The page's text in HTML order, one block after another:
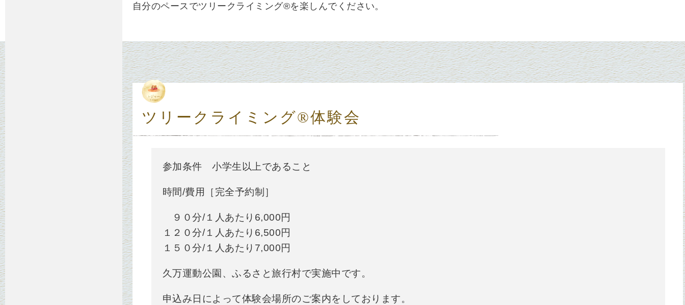
自分のペースでツリークライミング®を楽しんでください。
ツリークライミング®体験会
参加条件 小学生以上であること
時間/費用［完全予約制］
９０分/１人あたり6,000円
１２０分/１人あたり6,500円
１５０分/１人あたり7,000円
久万運動公園、ふるさと旅行村で実施中です。
申込み日によって体験会場所のご案内をしております。